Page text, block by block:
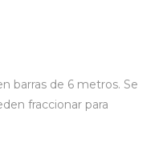
barras de 6 metros. Se
fraccionar para